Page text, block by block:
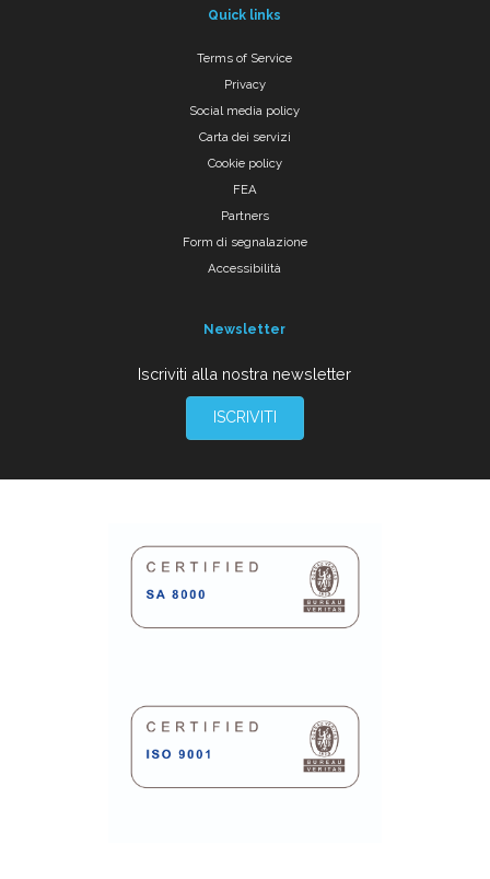
Quick links
Terms of Service
Privacy
Social media policy
Carta dei servizi
Cookie policy
FEA
Partners
Form di segnalazione
Accessibilità
Newsletter
Iscriviti alla nostra newsletter
ISCRIVITI